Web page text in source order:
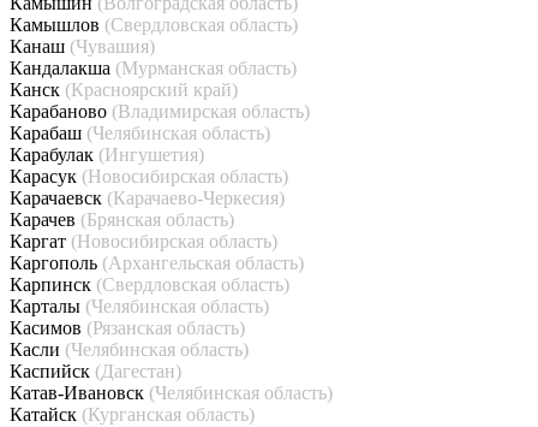
Камышлов (Свердловская область)
Канаш (Чувашия)
Кандалакша (Мурманская область)
Канск (Красноярский край)
Карабаново (Владимирская область)
Карабаш (Челябинская область)
Карабулак (Ингушетия)
Карасук (Новосибирская область)
Карачаевск (Карачаево-Черкесия)
Карачев (Брянская область)
Каргат (Новосибирская область)
Каргополь (Архангельская область)
Карпинск (Свердловская область)
Карталы (Челябинская область)
Касимов (Рязанская область)
Касли (Челябинская область)
Каспийск (Дагестан)
Катав-Ивановск (Челябинская область)
Катайск (Курганская область)